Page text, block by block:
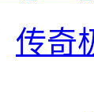
传奇